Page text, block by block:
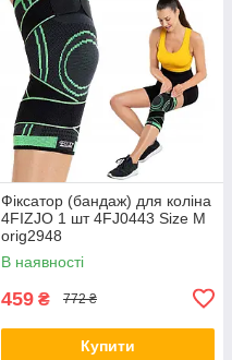
Фіксатор (бандаж) для коліна
4FIZJO 1 шт 4FJ0443 Size M
orig2948
В наявності
459 ₴ 772 ₴
Купити